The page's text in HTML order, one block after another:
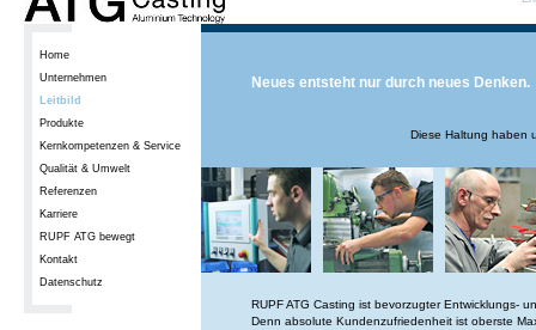
Home
Unternehmen
Leitbild
Produkte
Kernkompetenzen & Service
Qualität & Umwelt
Referenzen
Karriere
RUPF ATG bewegt
Kontakt
Datenschutz
Neues entsteht nur durch neues Denken.
Diese Haltung haben
RUPF ATG Casting ist bevorzugter Entwicklungs-
Denn absolute Kundenzufriedenheit ist oberste